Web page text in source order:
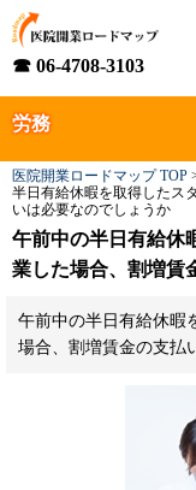
☎ 06-4708-3103
労務
医院開業ロードマップ TOP
半日有給休暇を取得したス
いは必要なのでしょうか
午前中の半日有給休
業した場合、割増賃
午前中の半日有給休暇
場合、割増賃金の支払